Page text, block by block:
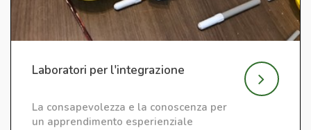
Laboratori per l'integrazione
La consapevolezza e la conoscenza per
un apprendimento esperienziale